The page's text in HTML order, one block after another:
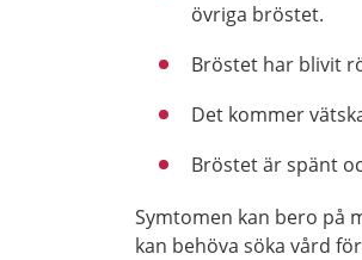
övriga bröstet.
Bröstet har blivit
Det kommer
Bröstet är spänt
Symtomen kan bero på
kan behöva söka vård